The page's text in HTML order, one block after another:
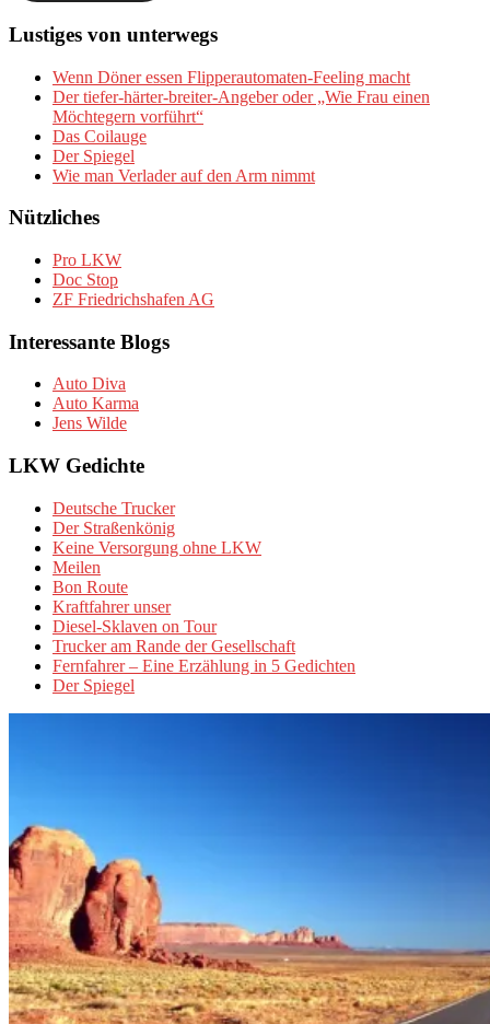
Lustiges von unterwegs
Wenn Döner essen Flipperautomaten-Feeling macht
Der tiefer-härter-breiter-Angeber oder „Wie Frau einen
Möchtegern vorführt“
Das Coilauge
Der Spiegel
Wie man Verlader auf den Arm nimmt
Nützliches
Pro LKW
Doc Stop
ZF Friedrichshafen AG
Interessante Blogs
Auto Diva
Auto Karma
Jens Wilde
LKW Gedichte
Deutsche Trucker
Der Straßenkönig
Keine Versorgung ohne LKW
Meilen
Bon Route
Kraftfahrer unser
Diesel-Sklaven on Tour
Trucker am Rande der Gesellschaft
Fernfahrer – Eine Erzählung in 5 Gedichten
Der Spiegel